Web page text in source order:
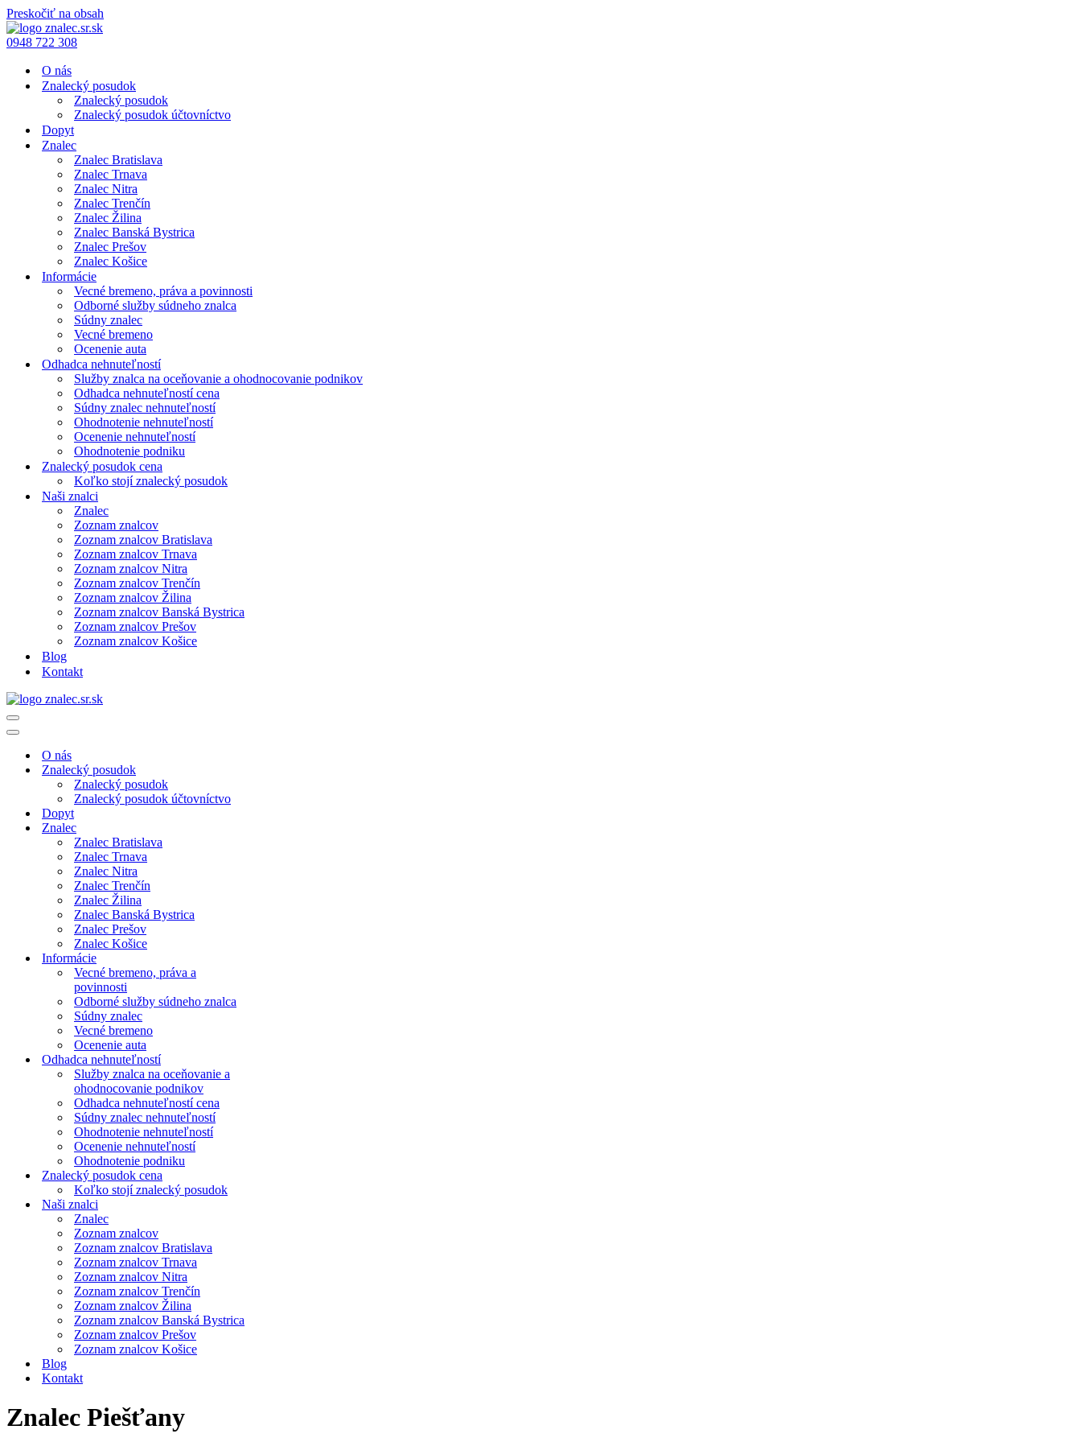
Preskočiť na obsah
0948 722 308
O nás
Znalecký posudok
Znalecký posudok
Znalecký posudok účtovníctvo
Dopyt
Znalec
Znalec Bratislava
Znalec Trnava
Znalec Nitra
Znalec Trenčín
Znalec Žilina
Znalec Banská Bystrica
Znalec Prešov
Znalec Košice
Informácie
Vecné bremeno, práva a povinnosti
Odborné služby súdneho znalca
Súdny znalec
Vecné bremeno
Ocenenie auta
Odhadca nehnuteľností
Služby znalca na oceňovanie a ohodnocovanie podnikov
Odhadca nehnuteľností cena
Súdny znalec nehnuteľností
Ohodnotenie nehnuteľností
Ocenenie nehnuteľností
Ohodnotenie podniku
Znalecký posudok cena
Koľko stojí znalecký posudok
Naši znalci
Znalec
Zoznam znalcov
Zoznam znalcov Bratislava
Zoznam znalcov Trnava
Zoznam znalcov Nitra
Zoznam znalcov Trenčín
Zoznam znalcov Žilina
Zoznam znalcov Banská Bystrica
Zoznam znalcov Prešov
Zoznam znalcov Košice
Blog
Kontakt
Menu
navigácie
Menu
navigácieO nás
Znalecký posudok
Znalecký posudok
Znalecký posudok účtovníctvo
Dopyt
Znalec
Znalec Bratislava
Znalec Trnava
Znalec Nitra
Znalec Trenčín
Znalec Žilina
Znalec Banská Bystrica
Znalec Prešov
Znalec Košice
Informácie
Vecné bremeno, práva a
povinnosti
Odborné služby súdneho znalca
Súdny znalec
Vecné bremeno
Ocenenie auta
Odhadca nehnuteľností
Služby znalca na oceňovanie a
ohodnocovanie podnikov
Odhadca nehnuteľností cena
Súdny znalec nehnuteľností
Ohodnotenie nehnuteľností
Ocenenie nehnuteľností
Ohodnotenie podniku
Znalecký posudok cena
Koľko stojí znalecký posudok
Naši znalci
Znalec
Zoznam znalcov
Zoznam znalcov Bratislava
Zoznam znalcov Trnava
Zoznam znalcov Nitra
Zoznam znalcov Trenčín
Zoznam znalcov Žilina
Zoznam znalcov Banská Bystrica
Zoznam znalcov Prešov
Zoznam znalcov Košice
Blog
Kontakt
Znalec Piešťany